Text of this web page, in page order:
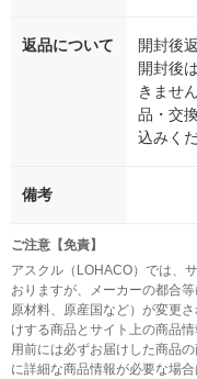
返品について
開封後
開封後
きませ
品・交
込みく
備考
ご注意【免責】
アスクル（LOHACO）では、
おりますが、メーカーの都合
原材料、原産国など）が変更
けする商品とサイト上の商品
用前には必ずお届けした商品
に詳細な商品情報が必要な場